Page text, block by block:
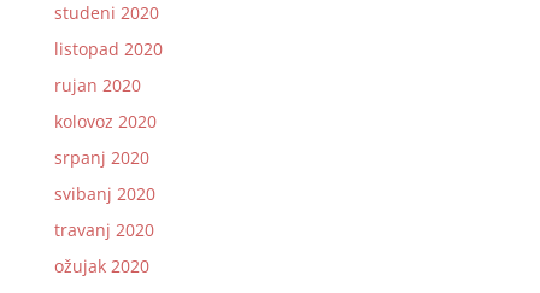
studeni 2020
listopad 2020
rujan 2020
kolovoz 2020
srpanj 2020
svibanj 2020
travanj 2020
ožujak 2020